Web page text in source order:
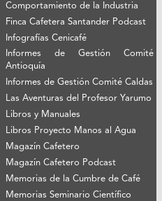
Comportamiento de la Industria
Finca Cafetera Santander Podcast
Infografías Cenicafé
Informes de Gestión Comité
Antioquía
Informes de Gestión Comité Caldas
Las Aventuras del Profesor Yarumo
Libros y Manuales
Libros Proyecto Manos al Agua
Magazín Cafetero
Magazín Cafetero Podcast
Memorias de la Cumbre de Café
Memorias Seminario Científico